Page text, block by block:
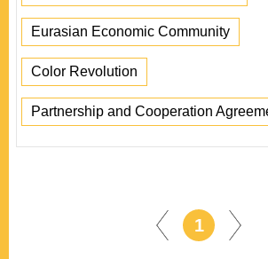
Eurasian Economic Community
Color Revolution
Partnership and Cooperation
1